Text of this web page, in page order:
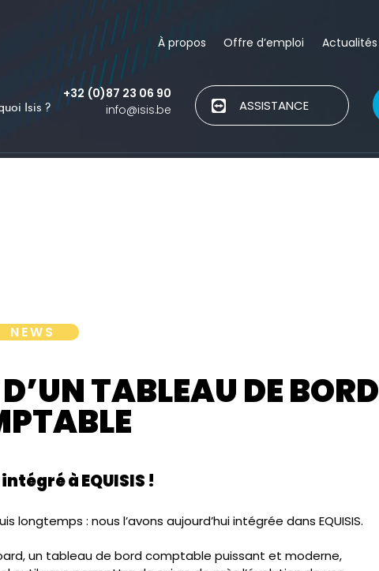
À propos Offre d’emploi Actualités
Isis ?
+32 (0)87 23 06 90
info@isis.be
ASSISTANCE
NEWS
TABLEAU DE BORD
à EQUISIS !
: nous l’avons aujourd’hui intégrée dans EQUISIS.
un tableau de bord comptable puissant et moderne,